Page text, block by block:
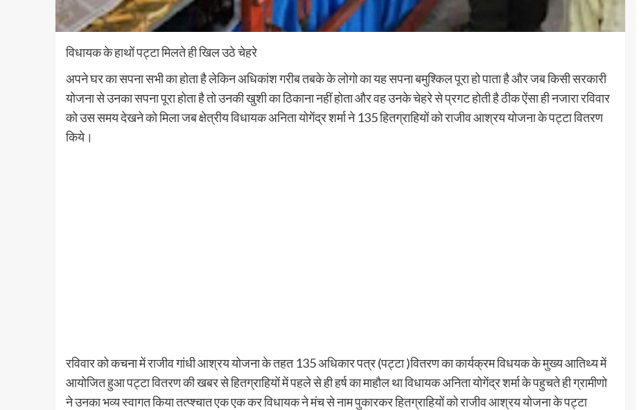
विधायक के हाथों पट्टा मिलते ही खिल उठे चेहरे
अपने घर का सपना सभी का होता है लेकिन अधिकांश गरीब तबके के लोगो का यह सपना बमुश्किल पूरा हो पाता है और जब किसी सरकारी
योजना से उनका सपना पूरा होता है तो उनकी खुशी का ठिकाना नहीं होता और वह उनके चेहरे से प्रगट होती है ठीक ऐंसा ही नजारा रविवार
को उस समय देखने को मिला जब क्षेत्रीय विधायक अनिता योगेंद्र शर्मा ने 135 हितग्राहियों को राजीव आश्रय योजना के पट्टा वितरण
किये।
रविवार को कचना में राजीव गांधी आश्रय योजना के तहत 135 अधिकार पत्र (पट्टा )वितरण का कार्यक्रम विधयक के मुख्य आतिथ्य में
आयोजित हुआ पट्टा वितरण की खबर से हितग्राहियों में पहले से ही हर्ष का माहौल था विधायक अनिता योगेंद्र शर्मा के पहुचते ही ग्रामीणो
ने उनका भव्य स्वागत किया तत्प्श्चात एक एक कर विधायक ने मंच से नाम पुकारकर हितग्राहियों को राजीव आश्रय योजना के पट्टा